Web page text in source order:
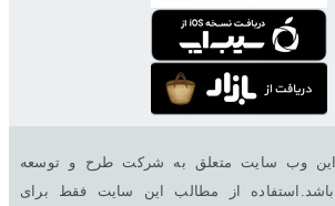
اين وب سایت متعلق به شرکت طرح و توسعه
از مطالب این سایت فقط برای